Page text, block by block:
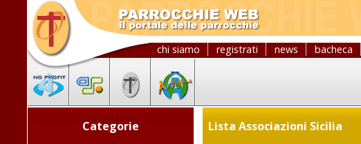
chi siamo registrati news bacheca
Categorie Lista Associazioni Sicilia